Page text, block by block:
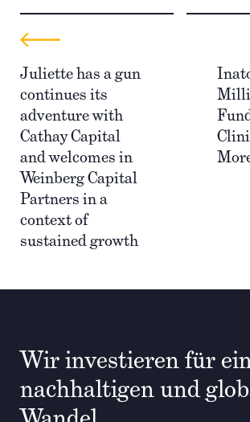
Juliette has a gun
continues its
adventure with
Cathay Capital
and welcomes in
Weinberg Capital
Partners in a
context of
sustained growth
Wir investieren für
nachhaltigen und